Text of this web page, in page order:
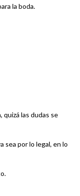
la boda.
quizá las dudas se
sea por lo legal, en lo